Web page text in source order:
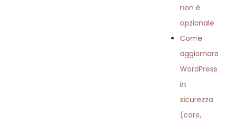
non è
opzionale
Come
aggiornare
WordPress
in
sicurezza
(core,